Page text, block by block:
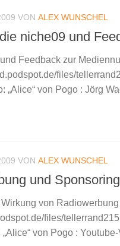
VON ALEX WUNSCHEL
niche09 und
Feedback zur
files/
von Pogo : Jörg
VON ALEX WUNSCHEL
und Sponsoring
von
files/
von Pogo :